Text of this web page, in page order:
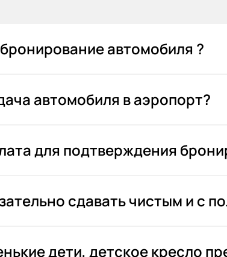
автомобиля ?
автомобиля в аэропорт?
для подтверждения
сдавать чистым и с
дети, детское кресло